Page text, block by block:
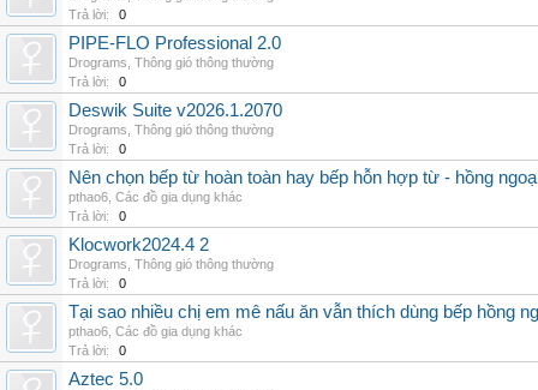
Trả lời:
0
PIPE-FLO Professional 2.0
Drograms Thông gió thông thường
Trả lời:
0
Deswik Suite v2026.1.2070
Drograms Thông gió thông thường
Trả lời:
0
Nên chọn bếp từ hoàn toàn hay bếp hỗn hợp từ - hồng
pthao6 Các đồ gia dụng khác
Trả lời:
0
Klocwork2024.4 2
Drograms Thông gió thông thường
Trả lời:
0
Tại sao nhiều chị em mê nấu ăn vẫn thích dùng bếp hồng
pthao6 Các đồ gia dụng khác
Trả lời:
0
Aztec 5.0